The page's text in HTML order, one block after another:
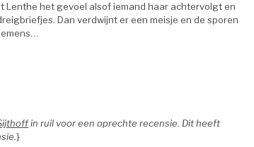
Lenthe het gevoel alsof iemand haar achtervolgt en
Dan verdwijnt er een meisje en de sporen
in ruil voor een oprechte recensie. Dit heeft
}